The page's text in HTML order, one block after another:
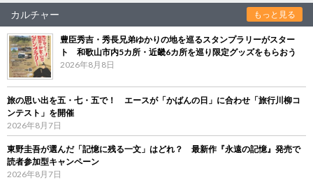
カルチャー もっと見る
豊臣秀吉・秀長兄弟ゆかりの地を巡るスタンプラリーがスター
ト 和歌山市内5カ所・近畿6カ所を巡り限定グッズをもらおう
2026年8月8日
旅の思い出を五・七・五で！ エースが「かばんの日」に合わせ「旅行川柳コ
ンテスト」を開催
2026年8月7日
東野圭吾が選んだ「記憶に残る一文」はどれ？ 最新作『永遠の記憶』発売で
読者参加型キャンペーン
2026年8月7日